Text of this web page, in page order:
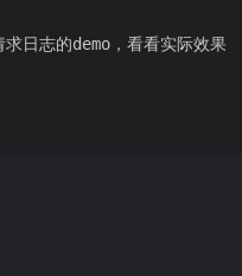
日志的demo，看看实际效果